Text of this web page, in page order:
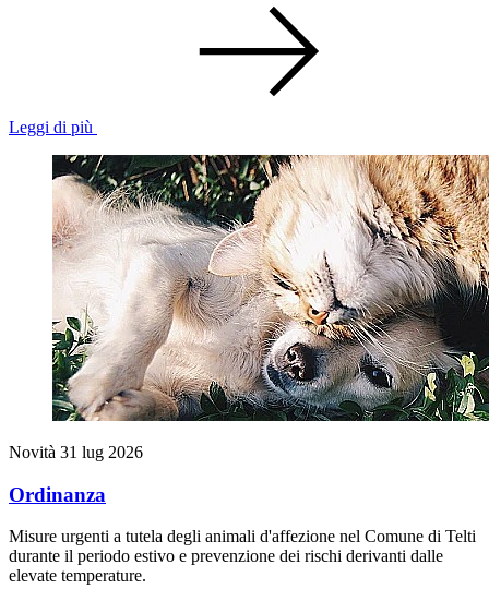
Leggi di più
Novità 31 lug 2026
Ordinanza
Misure urgenti a tutela degli animali d'affezione nel Comune di Telti
durante il periodo estivo e prevenzione dei rischi derivanti dalle
elevate temperature.